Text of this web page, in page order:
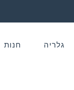
גלריה חנות